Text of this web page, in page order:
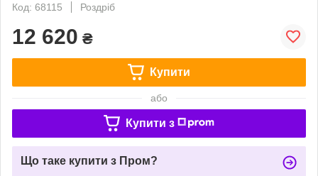
Код: 68115
Роздріб
12 620 ₴
Купити
або
Купити з
Що таке купити з Пром?